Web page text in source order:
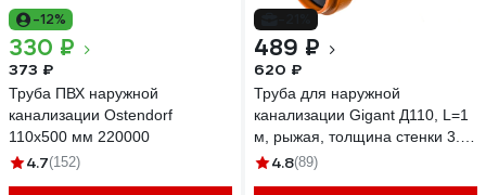
-12%
330 ₽
373 ₽
Труба ПВХ наружной
канализации Ostendorf
110х500 мм 220000
4.7(152)
489 ₽
620 ₽
Труба для наружной
канализации Gigant Д110, L=1
м, рыжая, толщина стенки 3.4
мм, класс жесткости SN 4
4.8(89)